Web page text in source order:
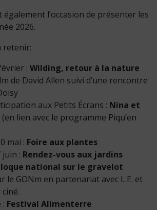
l’occasion de présenter les
2026.
retenir:
: Wilding, retour à la nature
de David Allen suivi d’une rencontre
aux Petits Écrans : Nina et
(en lien avec le programme Piqu’en
mai : Foire aux plantes
juin : Rendez-vous aux jardins
national sur le gravelot
le GONm en partenariat avec L.E. et
: Festival Alimenterre